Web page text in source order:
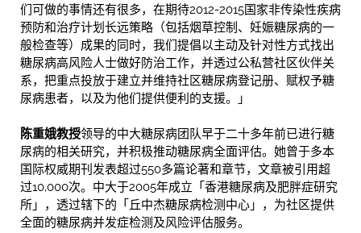
们可做的事情还有很多，在期待2012-2015国家非传染性疾病
预防和治疗计划长远策略（包括烟草控制、妊娠糖尿病的一
般检查等）成果的同时，我们提倡以主动及针对性方式找出
糖尿病高风险人士做好防治工作，并透过公私营社区伙伴关
系，把重点投放于建立并维持社区糖尿病登记册、赋权予糖
尿病患者，以及为他们提供便利的支援。」
陈重娥教授领导的中大糖尿病团队早于二十多年前已进行糖
尿病的相关研究，并积极推动糖尿病全面评估。她曾于多本
国际权威期刊发表超过550多篇论著和章节，文章被引用超
过10,000次。中大于2005年成立「香港糖尿病及肥胖症研究
所」，透过辖下的「丘中杰糖尿病检测中心」，为社区提供
全面的糖尿病并发症检测及风险评估服务。